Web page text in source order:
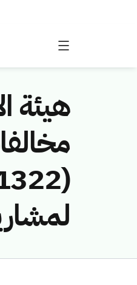
هيئة